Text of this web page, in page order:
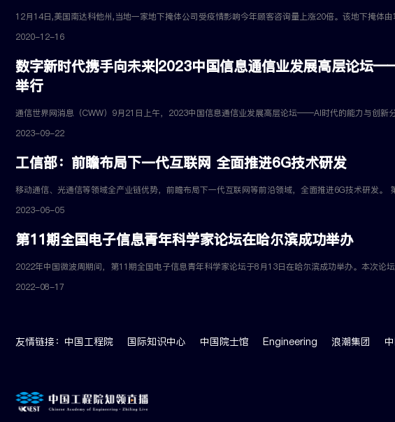
2020-12-16
数字新时代携手向未来|2023中国信息通信业发展高层论坛
举行
2023-09-22
工信部：前瞻布局下一代互联网 全面推进6G技术研发
2023-06-05
第11期全国电子信息青年科学家论坛在哈尔滨成功举办
2022-08-17
友情链接： 中国工程院 国际知识中心 中国院士馆 Engineering 浪潮集团